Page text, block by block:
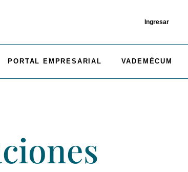
Ingresar
PORTAL EMPRESARIAL VADEMÉCUM